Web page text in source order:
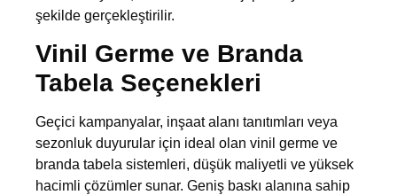
şekilde gerçekleştirilir.
Vinil Germe ve Branda
Tabela Seçenekleri
Geçici kampanyalar, inşaat alanı tanıtımları veya
sezonluk duyurular için ideal olan vinil germe ve
branda tabela sistemleri, düşük maliyetli ve yüksek
hacimli çözümler sunar. Geniş baskı alanına sahip